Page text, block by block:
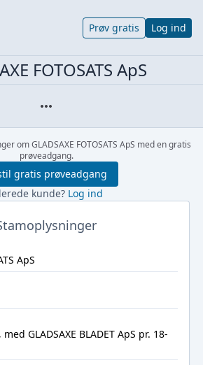
Prøv gratis Log ind
FOTOSATS ApS
om GLADSAXE FOTOSATS ApS med en gratis
prøveadgang.
gratis prøveadgang
kunde? Log ind
ApS
GLADSAXE BLADET ApS pr. 18-